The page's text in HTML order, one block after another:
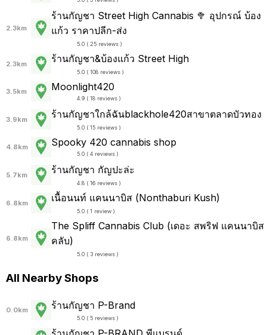
2.3km
ร้านกัญชา Street High Cannabis 🥦 อุปกรณ์ บ้อง
แก้ว ราคาปลีก-ส่ง
5.0 ( 25 reviews )
2.3km ร้านกัญชา&บ้องแก้ว Street High
5.0 ( 108 reviews )
3.5km Moonlight420
4.9 ( 18 reviews )
3.9km ร้านกัญชาใกล้ฉันblackhole420สาขาตลาดบัวทอง
5.0 ( 15 reviews )
4.8km Spooky 420 cannabis shop
5.0 ( 4 reviews )
5.7km ร้านกัญชา กัญปะล่ะ
4.8 ( 16 reviews )
6.8km เนื้อนนท์ แคนนาบิส (Nonthaburi Kush)
5.0 ( 1 review )
6.8km
The Spliff Cannabis Club (เดอะ สพริฟ แคนนาบิส
คลับ)
5.0 ( 3 reviews )
All Nearby Shops
0.0km ร้านกัญชา P-Brand
5.0 ( 5 reviews )